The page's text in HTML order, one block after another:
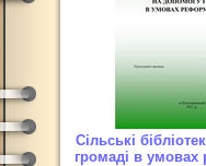
Сільські
громаді в